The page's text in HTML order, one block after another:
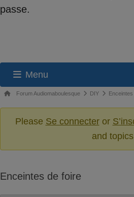
passe.
Menu
Navigation
du
forum
Fil
ici :
Forum Audiomaboulesque DIY
Please Se connecteror
and
Enceintes de foire